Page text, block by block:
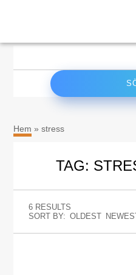
Hem »stress
TAG:
6 RESULTS
SORT BY: OLDEST